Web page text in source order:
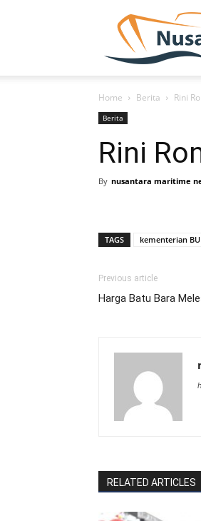
Home Berita Rini
Berita
Rini
By nusantara maritime
TAGS kementerian
Previous article
Harga Batu Bara
RELATED ARTICLES